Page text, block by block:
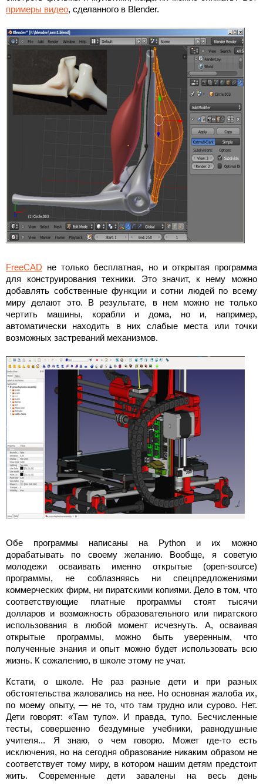
примеры видео, сделанного в Blender.
FreeCAD не только бесплатная, но и открытая программа
для конструирования техники. Это значит, к нему можно
добавлять собственные функции и сотни людей по всему
миру делают это. В результате, в нем можно не только
чертить машины, корабли и дома, но и, например,
автоматически находить в них слабые места или точки
возможных застреваний механизмов.
Обе программы написаны на Python и их можно
дорабатывать по своему желанию. Вообще, я советую
молодежи осваивать именно открытые (open-source)
программы, не соблазняясь ни спецпредложениями
коммерческих фирм, ни пиратскими копиями. Дело в том, что
соответствующие платные программы стоят тысячи
долларов и возможность образовательного или пиратского
использования в любой момент исчезнуть. А, осваивая
открытые программы, можно быть уверенным, что
полученные знания и опыт можно будет использовать всю
жизнь. К сожалению, в школе этому не учат.
Кстати, о школе. Не раз разные дети и при разных
обстоятельства жаловались на нее. Но основная жалоба их,
по моему опыту, — не то, что там трудно или сурово. Нет.
Дети говорят: «Там тупо». И правда, тупо. Бесчисленные
тесты, совершенно бездумные учебники, равнодушные
учителя... Я знаю, о чем говорю. Может где-то есть
исключения, но на сегодня образование никаким образом не
соответствует тому миру, в котором нашим детям предстоит
жить. Современные дети завалены на весь день